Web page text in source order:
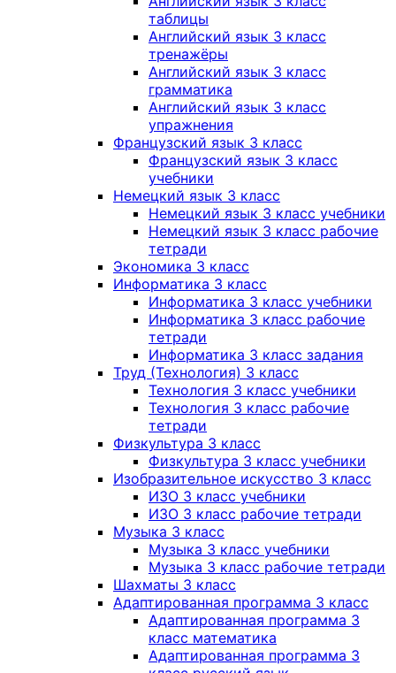
таблицы
Английский язык 3 класс
тренажёры
Английский язык 3 класс
грамматика
Английский язык 3 класс
упражнения
Французский язык 3 класс
Французский язык 3 класс
учебники
Немецкий язык 3 класс
Немецкий язык 3 класс учебники
Немецкий язык 3 класс рабочие
тетради
Экономика 3 класс
Информатика 3 класс
Информатика 3 класс учебники
Информатика 3 класс рабочие
тетради
Информатика 3 класс задания
Труд (Технология) 3 класс
Технология 3 класс учебники
Технология 3 класс рабочие
тетради
Физкультура 3 класс
Физкультура 3 класс учебники
Изобразительное искусство 3 класс
ИЗО 3 класс учебники
ИЗО 3 класс рабочие тетради
Музыка 3 класс
Музыка 3 класс учебники
Музыка 3 класс рабочие тетради
Шахматы 3 класс
Адаптированная программа 3 класс
Адаптированная программа 3
класс математика
Адаптированная программа 3